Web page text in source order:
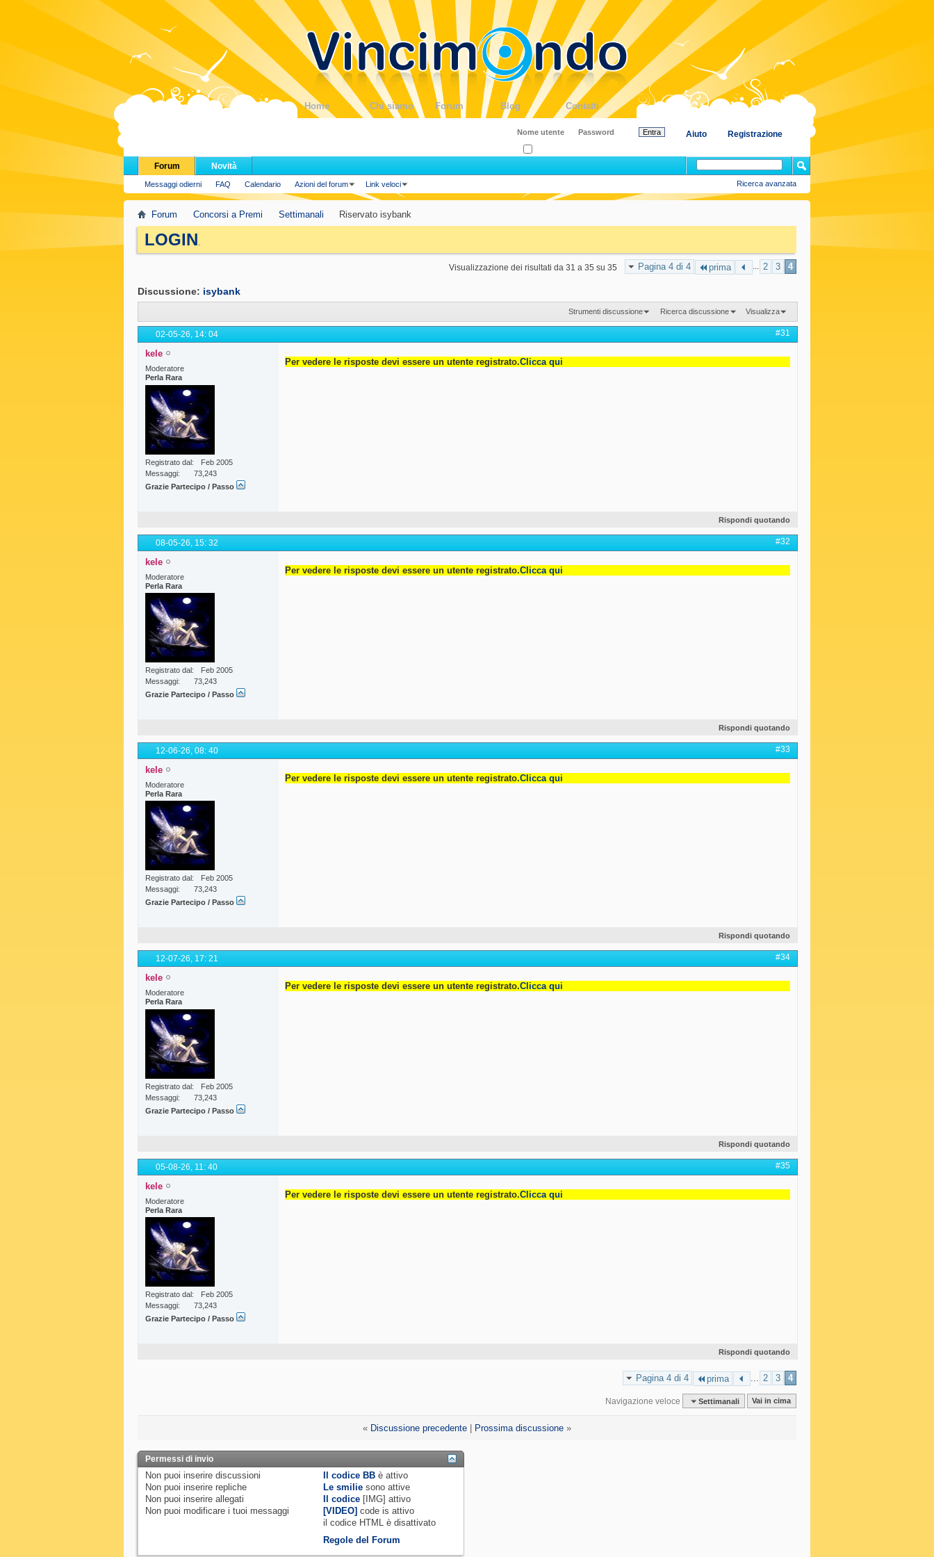
Home Chi siamo Forum Blog Contatti
Registrazione
Aiuto
Forum
Messaggi odierni FAQ Calendario Azioni del forum Link veloci
Novità
Ricerca avanzata
Forum Concorsi a Premi Settimanali Riservato isybank
LOGIN.
Pagina 4 di 4 prima ... 2 3 4
Visualizzazione dei risultati da 31 a 35 su 35
Discussione: isybank
Strumenti discussione Ricerca discussione Visualizza
02-05-26, 14: 04 #31
kele
Moderatore
Perla Rara
Registrato dal
Feb 2005
Messaggi
73,243
Grazie Partecipo / Passo
Per vedere le risposte devi essere un utente registrato.Clicca qui
Rispondi quotando
08-05-26, 15: 32 #32
kele
Moderatore
Perla Rara
Registrato dal
Feb 2005
Messaggi
73,243
Grazie Partecipo / Passo
Per vedere le risposte devi essere un utente registrato.Clicca qui
Rispondi quotando
12-06-26, 08: 40 #33
kele
Moderatore
Perla Rara
Registrato dal
Feb 2005
Messaggi
73,243
Grazie Partecipo / Passo
Per vedere le risposte devi essere un utente registrato.Clicca qui
Rispondi quotando
12-07-26, 17: 21 #34
kele
Moderatore
Perla Rara
Registrato dal
Feb 2005
Messaggi
73,243
Grazie Partecipo / Passo
Per vedere le risposte devi essere un utente registrato.Clicca qui
Rispondi quotando
05-08-26, 11: 40 #35
kele
Moderatore
Perla Rara
Registrato dal
Feb 2005
Messaggi
73,243
Grazie Partecipo / Passo
Per vedere le risposte devi essere un utente registrato.Clicca qui
Rispondi quotando
Pagina 4 di 4 prima 2 3 4
Navigazione veloce Settimanali Vai in cima
« Discussione precedente | Prossima discussione »
Permessi di invio
Non puoi inserire discussioni
Non puoi inserire repliche
Non puoi inserire allegati
Non puoi modificare i tuoi messaggi
Il codice BB èattivo
Le smilie sono attive
Il codice [IMG]attivo
[VIDEO] code isattivo
il codice HTML èdisattivato
Regole del Forum